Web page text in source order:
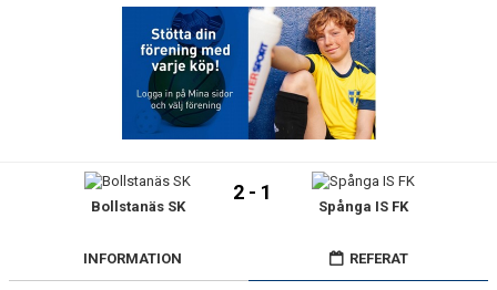
BILDGALLERI
Bollstanäs SK
2 - 1
Spånga IS FK
INFORMATION REFERAT